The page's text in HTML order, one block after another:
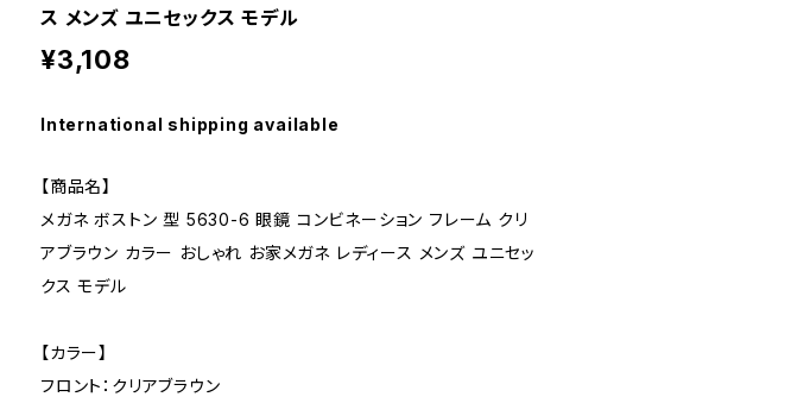
ス メンズ ユニセックス モデル
¥3,108
International shipping available
【商品名】
メガネ ボストン 型 5630-6 眼鏡 コンビネーション フレーム クリ
アブラウン カラー おしゃれ お家メガネ レディース メンズ ユニセッ
クス モデル
【カラー】
フロント：クリアブラウン